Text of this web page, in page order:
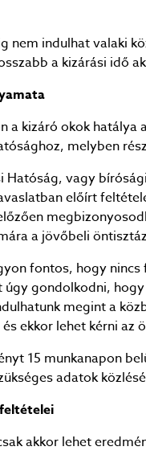
nem indulhat valaki
a kizárási idő
a kizáró okok hatálya
melyben
Hatóság, vagy
előírt
a jövőbeli
fontos, hogy
úgy gondolkodni,
megint a
ekkor lehet kérni az
15 munkanapon
adatok
akkor lehet